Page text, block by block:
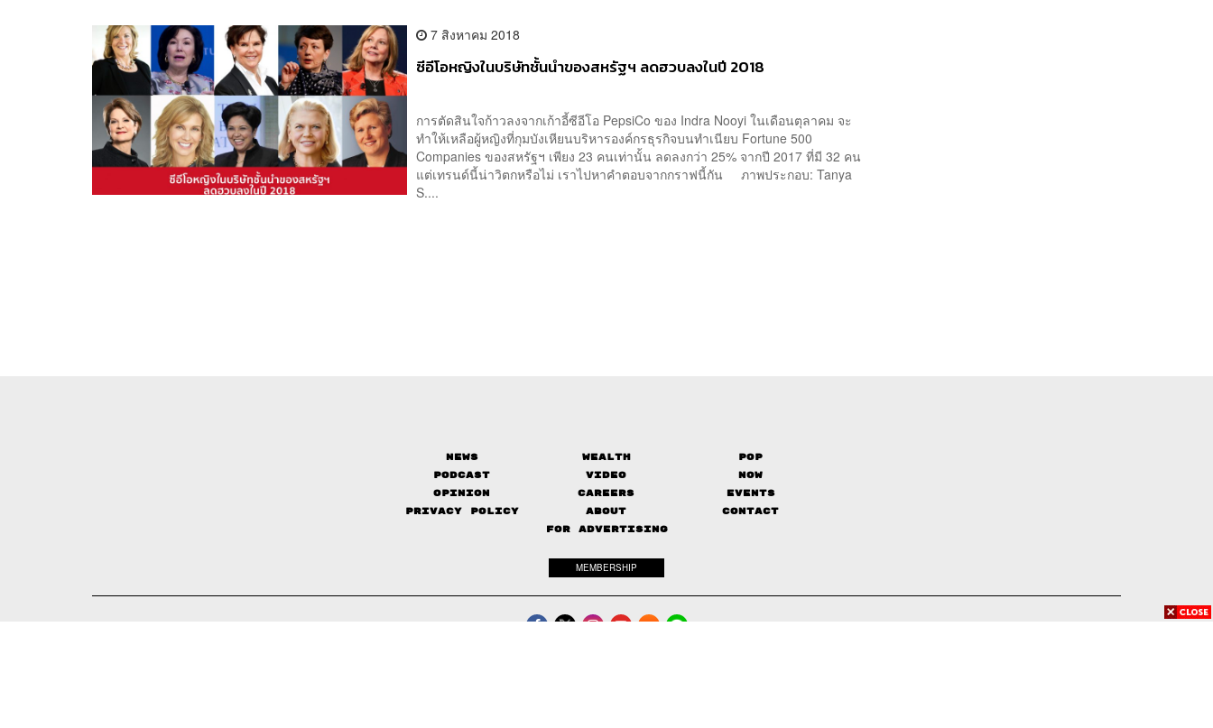
7 สิงหาคม 2018
ซีอีโอหญิงในบริษัทชั้นนำของสหรัฐฯ ลดฮวบลงในปี 2018
การตัดสินใจก้าวลงจากเก้าอี้ซีอีโอ PepsiCo ของ Indra Nooyi ในเดือนตุลาคม จะ
ทำให้เหลือผู้หญิงที่กุมบังเหียนบริหารองค์กรธุรกิจบนทำเนียบ Fortune 500
Companies ของสหรัฐฯ เพียง 23 คนเท่านั้น ลดลงกว่า 25% จากปี 2017 ที่มี 32 คน
แต่เทรนด์นี้น่าวิตกหรือไม่ เราไปหาคำตอบจากกราฟนี้กัน ภาพประกอบ: Tanya
S....
News Wealth
Pop
Podcast
Video
Now
Opinion
Careers
Events
Privacy Policy
About
Contact
FOR ADVERTISING
MEMBERSHIP